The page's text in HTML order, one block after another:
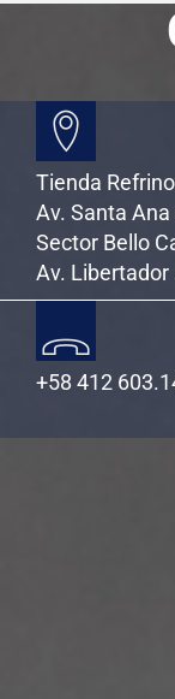
Tienda
Av. Santa
Sector Bello
Av. Libertador
+58 412